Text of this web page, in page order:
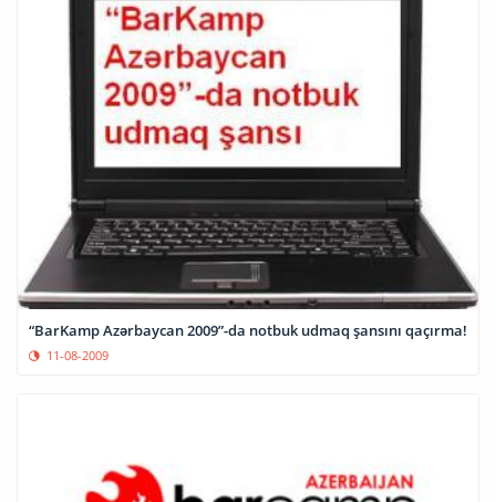
“BarKamp Azərbaycan 2009”-da notbuk udmaq şansını qaçırma!
11-08-2009